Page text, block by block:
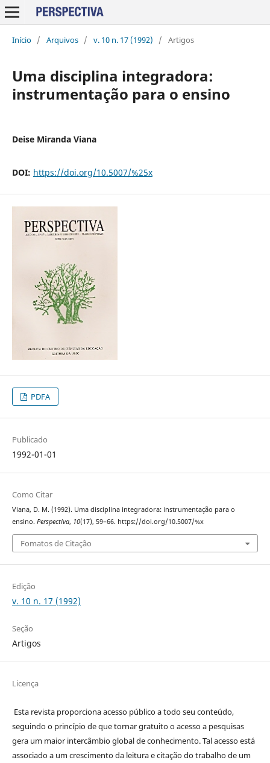
Início / Arquivos / v. 10 n. 17 (1992) / Artigos
Uma disciplina integradora:
instrumentação para o ensino
Deise Miranda Viana
DOI: https://doi.org/10.5007/%25x
PDFA
Publicado
1992-01-01
Como Citar
Viana, D. M. (1992). Uma disciplina integradora: instrumentação para o
ensino. Perspectiva, 10(17), 59–66. https://doi.org/10.5007/%x
Fomatos de Citação
Edição
v. 10 n. 17 (1992)
Seção
Artigos
Licença
Esta revista proporciona acesso público a todo seu conteúdo,
seguindo o princípio de que tornar gratuito o acesso a pesquisas
gera um maior intercâmbio global de conhecimento. Tal acesso está
associado a um crescimento da leitura e citação do trabalho de um